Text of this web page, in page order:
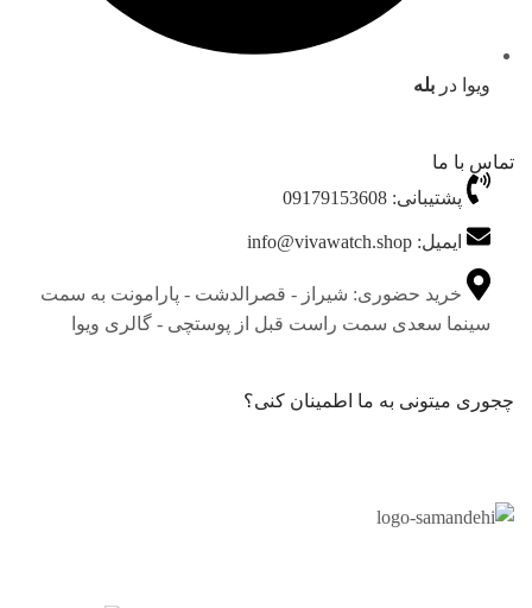
ویوا در بله
تماس با ما
پشتیبانی: 09179153608
ایمیل: info@vivawatch.shop
خرید حضوری: شیراز - قصرالدشت - پارامونت به سمت
سینما سعدی سمت راست قبل از پوستچی - گالری ویوا
چجوری میتونی به ما اطمینان کنی؟